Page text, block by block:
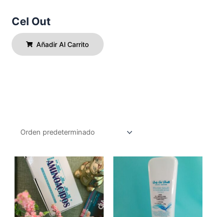
Cel Out
Añadir Al Carrito